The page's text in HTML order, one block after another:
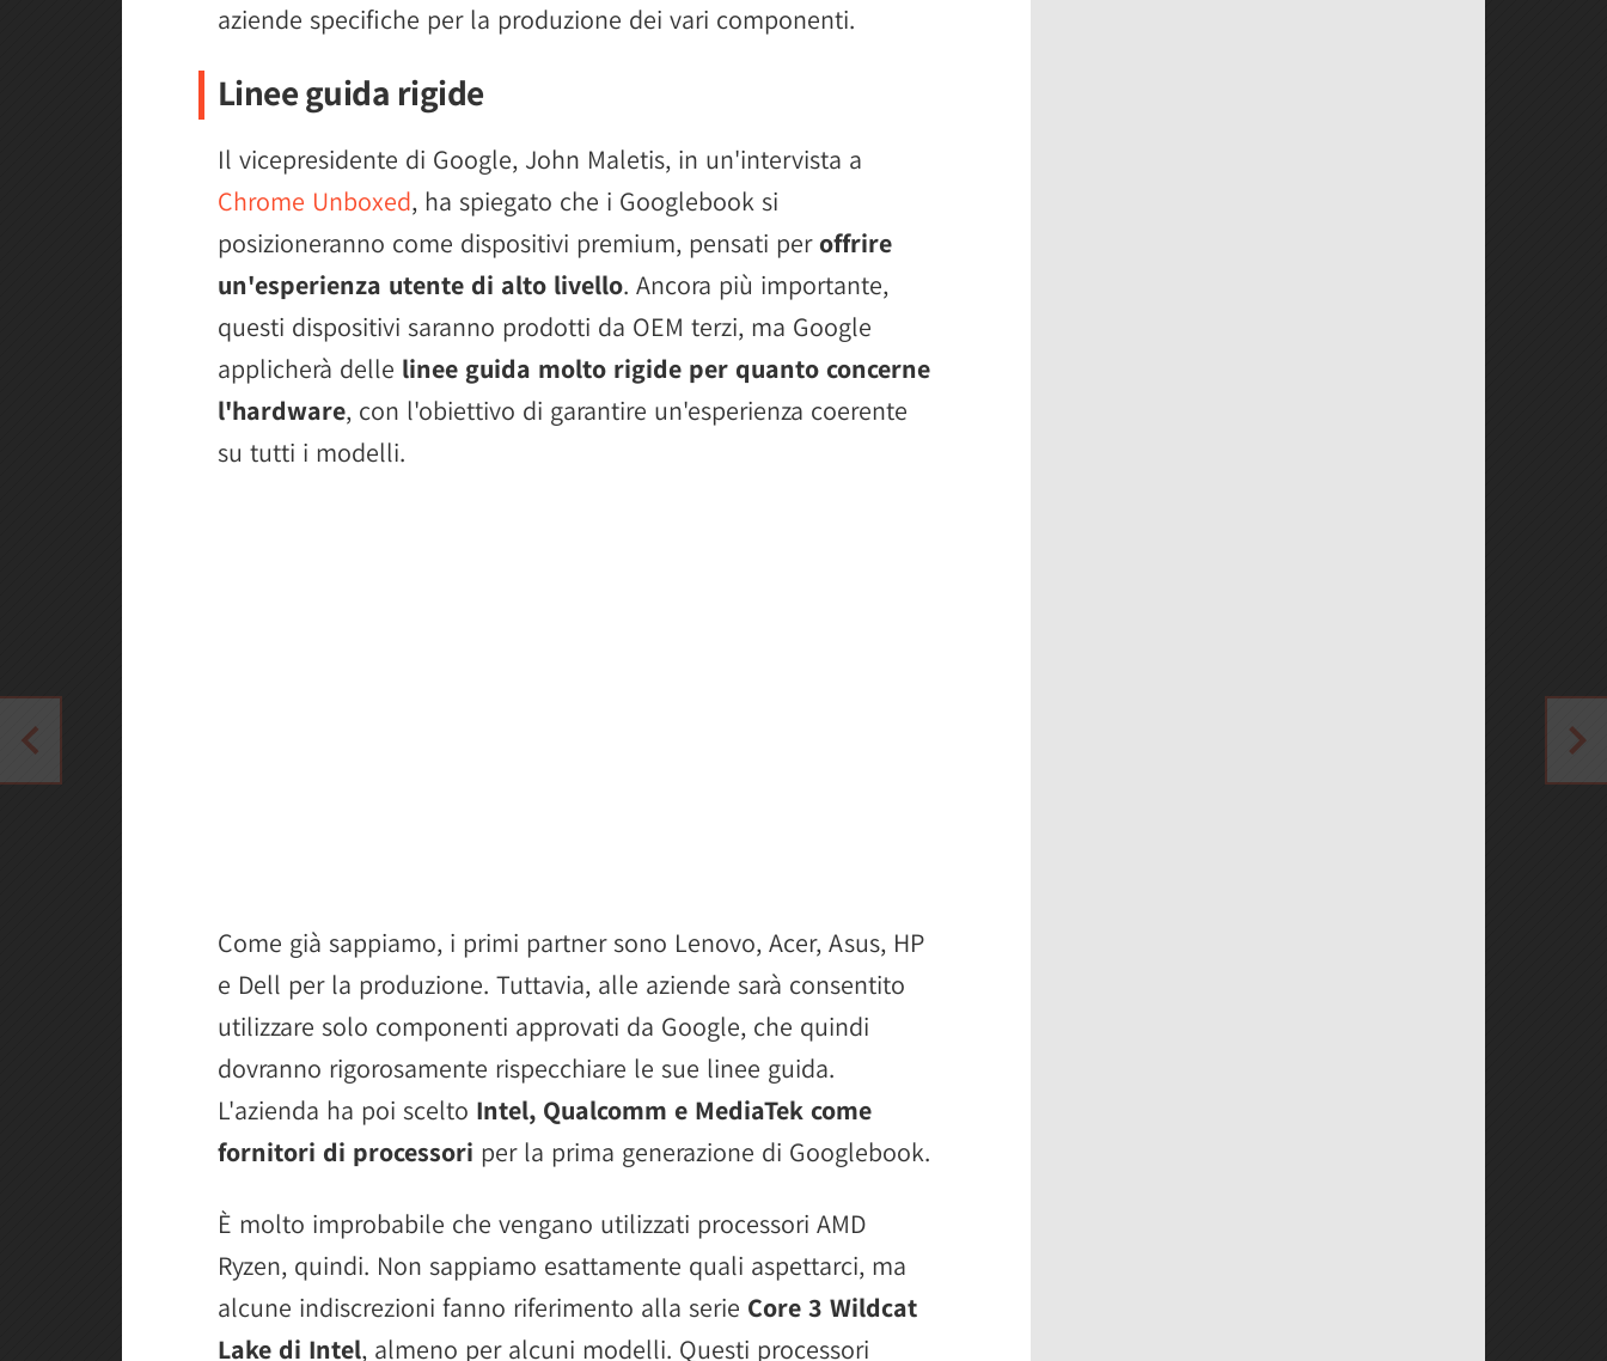
aziende specifiche per la produzione dei vari componenti.
Linee guida rigide
Il vicepresidente di Google, John Maletis, in un'intervista a
Chrome Unboxed, ha spiegato che i Googlebook si
posizioneranno come dispositivi premium, pensati peroffrire
un'esperienza utente di alto livello. Ancora più importante,
questi dispositivi saranno prodotti da OEM terzi, ma Google
applicherà delle linee guida molto rigide per quanto concerne
l'hardware, con l'obiettivo di garantire un'esperienza coerente
su tutti i modelli.
Come già sappiamo, i primi partner sono Lenovo, Acer, Asus, HP
e Dell per la produzione. Tuttavia, alle aziende sarà consentito
utilizzare solo componenti approvati da Google, che quindi
dovranno rigorosamente rispecchiare le sue linee guida.
L'azienda ha poi scelto Intel, Qualcomm e MediaTek come
fornitori di processori per la prima generazione di Googlebook.
È molto improbabile che vengano utilizzati processori AMD
Ryzen, quindi. Non sappiamo esattamente quali aspettarci, ma
alcune indiscrezioni fanno riferimento alla serie Core 3 Wildcat
Lake di Intel, almeno per alcuni modelli. Questi processori